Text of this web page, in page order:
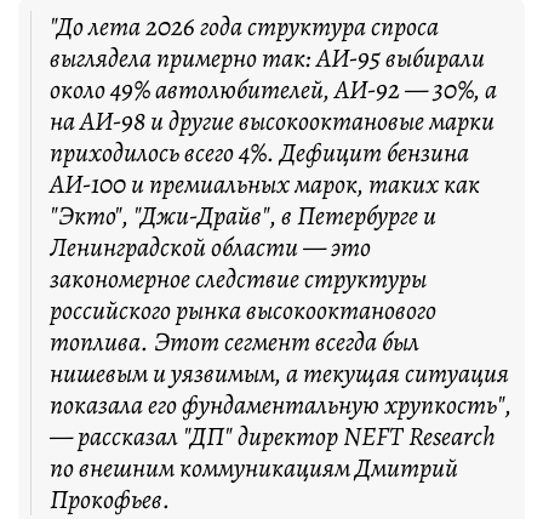
"До лета 2026 года структура спроса
выглядела примерно так: АИ-95 выбирали
около 49% автолюбителей, АИ-92 — 30%, а
на АИ-98 и другие высокооктановые марки
приходилось всего 4%. Дефицит бензина
АИ-100 и премиальных марок, таких как
"Экто", "Джи-Драйв", в Петербурге и
Ленинградской области — это
закономерное следствие структуры
российского рынка высокооктанового
топлива. Этот сегмент всегда был
нишевым и уязвимым, а текущая ситуация
показала его фундаментальную хрупкость",
— рассказал "ДП" директор NEFT Research
по внешним коммуникациям Дмитрий
Прокофьев.